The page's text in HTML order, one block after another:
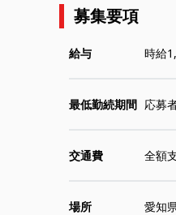
募集要項
給与 時給
最低勤続期間 応募
交通費 全額
場所
愛知